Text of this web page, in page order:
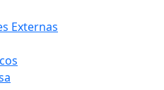
Externas